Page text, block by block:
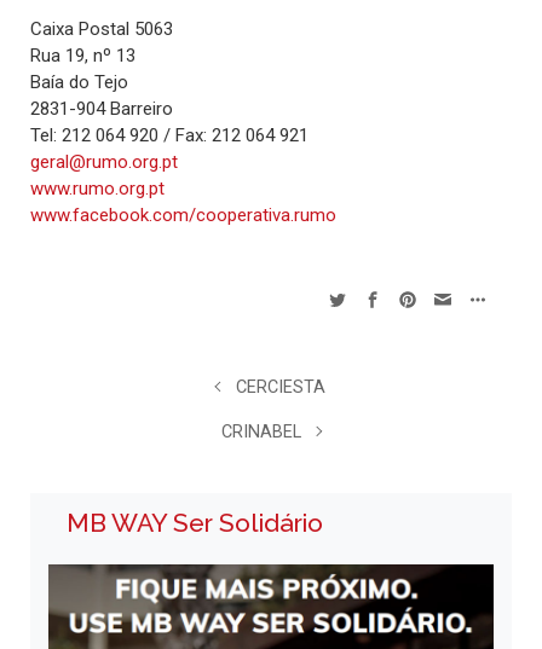
Caixa Postal 5063
Rua 19, nº 13
Baía do Tejo
2831-904 Barreiro
Tel: 212 064 920 / Fax: 212 064 921
geral@rumo.org.pt
www.rumo.org.pt
www.facebook.com/cooperativa.rumo
CERCIESTA
CRINABEL
MB WAY Ser Solidário